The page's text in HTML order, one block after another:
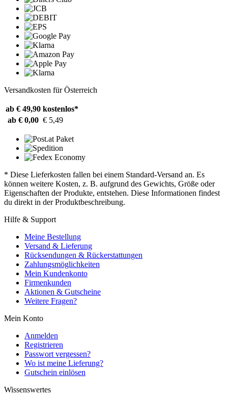
Versandkosten für Österreich
ab € 49,90 kostenlos*
ab € 0,00 € 5,49
* Diese Lieferkosten fallen bei einem Standard-Versand an. Es
können weitere Kosten, z. B. aufgrund des Gewichts, Größe oder
Eigenschaften der Produkte, entstehen. Diese Informationen findest
du direkt in der Produktbeschreibung.
Hilfe & Support
Meine Bestellung
Versand & Lieferung
Rücksendungen & Rückerstattungen
Zahlungsmöglichkeiten
Mein Kundenkonto
Firmenkunden
Aktionen & Gutscheine
Weitere Fragen?
Mein Konto
Anmelden
Registrieren
Passwort vergessen?
Wo ist meine Lieferung?
Gutschein einlösen
Wissenswertes